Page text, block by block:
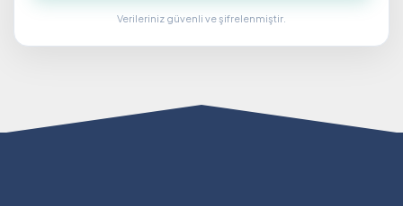
Verileriniz güvenli ve şifrelenmiştir.